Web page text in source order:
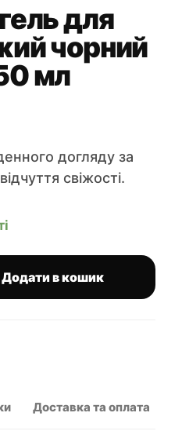
для
чорний
мл
догляду за
свіжості.
Додати в кошик
Доставка та оплата